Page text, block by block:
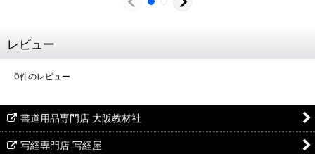
レビュー
0件のレビュー
書道用品専門店 大阪教材社
写経専門店 写経屋